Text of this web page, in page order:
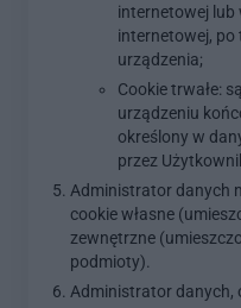
internetowej lub
internetowej, po
urządzenia;
Cookie trwałe:
urządzeniu
określony w
przez
Administrator danych
cookie własne
zewnętrzne
podmioty).
Administrator danych,